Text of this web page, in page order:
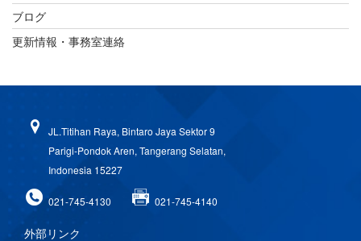
ブログ
更新情報・事務室連絡
JL.Titihan Raya, Bintaro Jaya Sektor 9
Parigi-Pondok Aren, Tangerang Selatan,
Indonesia 15227
021-745-4130 021-745-4140
外部リンク